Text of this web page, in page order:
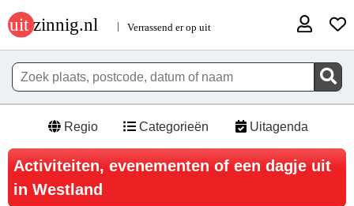
Regio Categorieën Uitagenda
Activiteiten, evenementen of een dagje uit
in Westland